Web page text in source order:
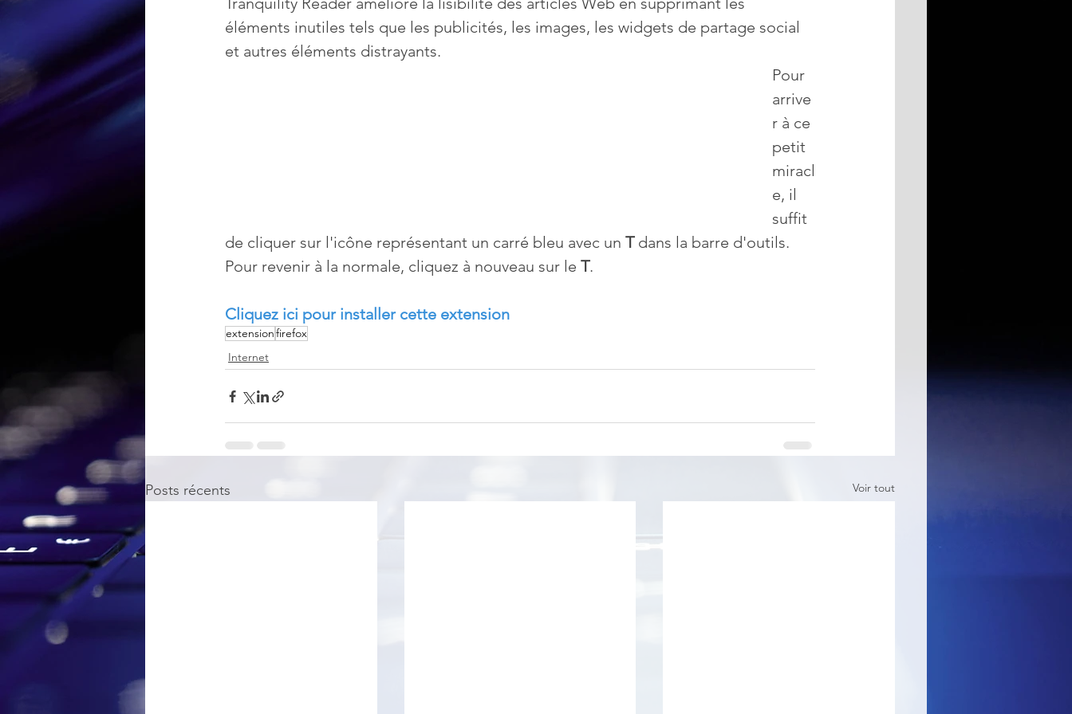
Loisir et divertissement Mises à jour
Logiciels les plus recherchés
éléments inutiles tels que les publicités, les images, les widgets de partage social
et autres éléments distrayants.
Pour
arrive
r à ce
petit
miracl
e, il
suffit
de cliquer sur l'icône représentant un carré bleu avec un T dans la barre d'outils.
Pour revenir à la normale, cliquez à nouveau sur le T.
Cliquez ici pour installer cette extension
extensionfirefox
Internet
Posts récents Voir tout